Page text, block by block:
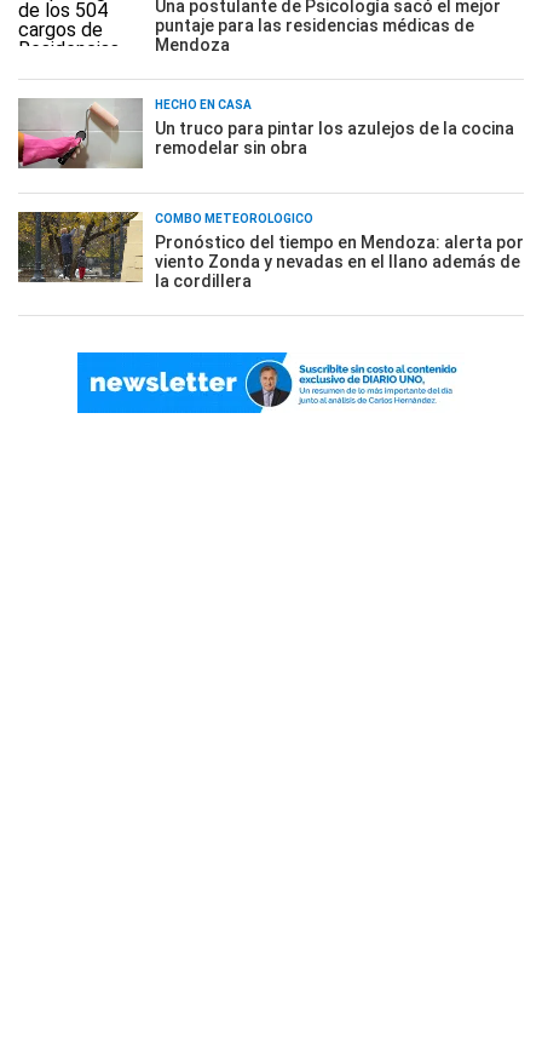
Una postulante de Psicología sacó el mejor
puntaje para las residencias médicas de
Mendoza
HECHO EN CASA
Un truco para pintar los azulejos de la cocina
remodelar sin obra
COMBO METEOROLÓGICO
Pronóstico del tiempo en Mendoza: alerta por
viento Zonda y nevadas en el llano además de
la cordillera